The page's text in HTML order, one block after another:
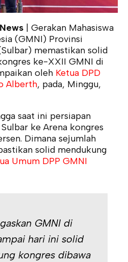
| Gerakan Mahasiswa
(GMNI) Provinsi
memastikan solid
ke-XXII GMNI di
oleh Ketua DPD
Alberth, pada, Minggu,
saat ini persiapan
ke Arena kongres
Dimana sejumlah
solid mendukung
Umum DPP GMNI
GMNI di
hari ini solid
kongres dibawa